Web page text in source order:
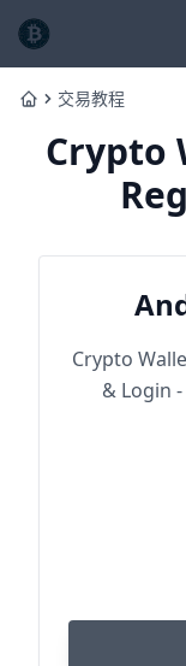
Home交易教程
Crypto
Crypto
& Login